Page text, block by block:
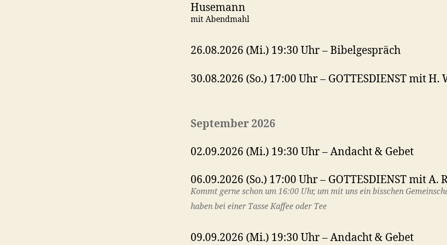
Husemann
mit Abendmahl
26.08.2026 (Mi.) 19:30 Uhr – Bibelgespräch
30.08.2026 (So.) 17:00 Uhr – GOTTESDIENST mit H.
September 2026
02.09.2026 (Mi.) 19:30 Uhr – Andacht & Gebet
06.09.2026 (So.) 17:00 Uhr – GOTTESDIENST mit A.
Kommt gerne schon um 16:00 Uhr, um mit uns ein bisschen
haben bei einer Tasse Kaffee oder Tee
09.09.2026 (Mi.) 19:30 Uhr – Andacht & Gebet